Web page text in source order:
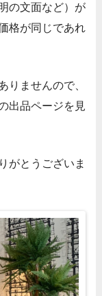
の文面など）が
格が同じであれ
りませんので、
出品ページを見
がとうございま